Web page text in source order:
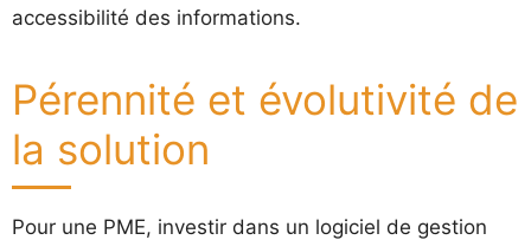
accessibilité des informations.
Pérennité et évolutivité de
la solution
Pour une PME, investir dans un logiciel de gestion